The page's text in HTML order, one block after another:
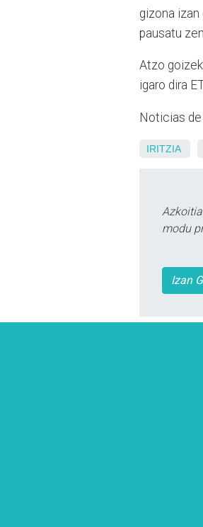
gizona izan
pausatu
Atzo
igaro dira
Noticias de
IRITZIA
modu
Izan